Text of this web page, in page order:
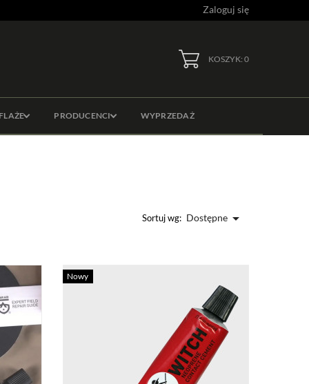
Zaloguj się
KOSZYK: 0
PRODUCENCI WYPRZEDAŻ
Sortuj wg: Dostępne 
Nowy